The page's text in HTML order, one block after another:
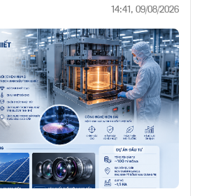
14:41, 09/08/2026